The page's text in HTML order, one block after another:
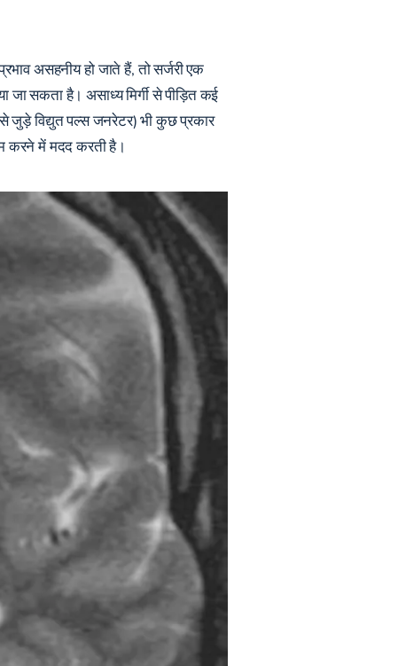
असहनीय हो जाते हैं, तो सर्जरी एक
जा सकता है। असाध्य मिर्गी से पीड़ित कई
जुड़े विद्युत पल्स जनरेटर) भी कुछ प्रकार
करने में मदद करती है।